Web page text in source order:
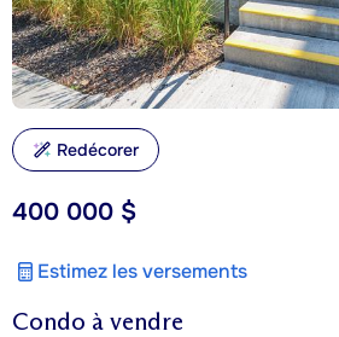
Condo à vendre
400 000 $
Estimez les versements
Redécorer